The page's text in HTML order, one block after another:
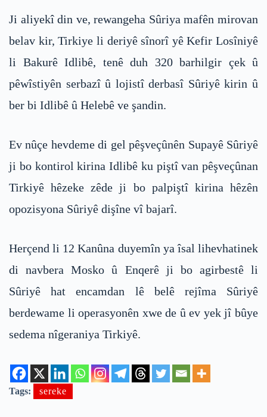
Ji aliyekî din ve, rewangeha Sûriya mafên mirovan
belav kir, Tirkiye li deriyê sînorî yê Kefir Losîniyê
li Bakurê Idlibê, tenê duh 320 barhilgir çek û
pêwîstiyên serbazî û lojistî derbasî Sûriyê kirin û
ber bi Idlibê û Helebê ve şandin.
Ev nûçe hevdeme di gel pêşveçûnên Supayê Sûriyê
ji bo kontirol kirina Idlibê ku piştî van pêşveçûnan
Tirkiyê hêzeke zêde ji bo palpiştî kirina hêzên
opozisyona Sûriyê dişîne vî bajarî.
Herçend li 12 Kanûna duyemîn ya îsal lihevhatinek
di navbera Mosko û Enqerê ji bo agirbestê li
Sûriyê hat encamdan lê belê rejîma Sûriyê
berdewame li operasyonên xwe de û ev yek jî bûye
sedema nîgeraniya Tirkiyê.
Tags: sereke